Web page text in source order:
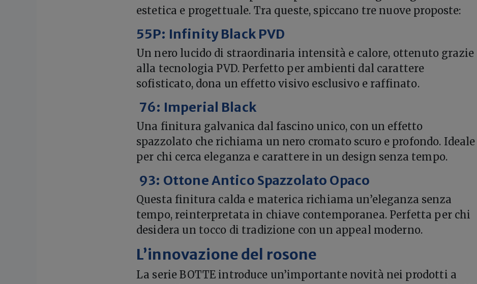
estetica e progettuale. Tra queste, spiccano tre nuove proposte:
55P: Infinity Black PVD
Un nero lucido di straordinaria intensità e calore, ottenuto grazie
alla tecnologia PVD. Perfetto per ambienti dal carattere
sofisticato, dona un effetto visivo esclusivo e raffinato.
76: Imperial Black
Una finitura galvanica dal fascino unico, con un effetto
spazzolato che richiama un nero cromato scuro e profondo. Ideale
per chi cerca eleganza e carattere in un design senza tempo.
93: Ottone Antico Spazzolato Opaco
Questa finitura calda e materica richiama un’eleganza senza
tempo, reinterpretata in chiave contemporanea. Perfetta per chi
desidera un tocco di tradizione con un appeal moderno.
L’innovazione del rosone
La serie BOTTE introduce un’importante novità nei prodotti a